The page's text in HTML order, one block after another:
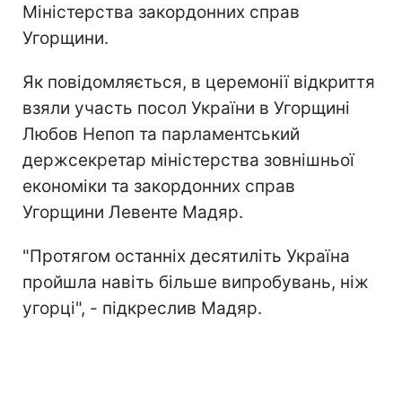
Міністерства закордонних справ
Угорщини.
Як повідомляється, в церемонії відкриття
взяли участь посол України в Угорщині
Любов Непоп та парламентський
держсекретар міністерства зовнішньої
економіки та закордонних справ
Угорщини Левенте Мадяр.
"Протягом останніх десятиліть Україна
пройшла навіть більше випробувань, ніж
угорці", - підкреслив Мадяр.